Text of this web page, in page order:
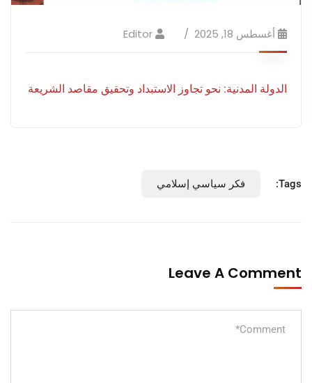
أغسطس 18, 2025 Editor
الدولة المدنية: نحو تجاوز الاستبداد وتحقيق مقاصد الشريعة
Tags: فكر سياسي إسلامي
Leave A Comment